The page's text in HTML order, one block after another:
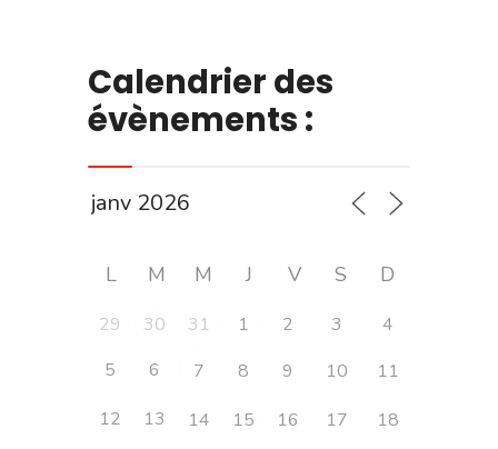
Calendrier des
évènements :
L M M J V S D
29 30 31 1 2 3
4
5
6 7 8 9 10
11
12
13 14 15 16 17 18